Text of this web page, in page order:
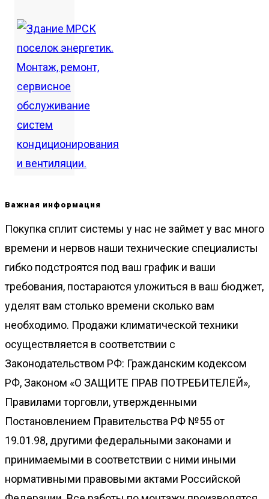
Важная информация
Покупка сплит системы у нас не займет у вас много
времени и нервов наши технические специалисты
гибко подстроятся под ваш график и ваши
требования, постараются уложиться в ваш бюджет,
уделят вам столько времени сколько вам
необходимо. Продажи климатической техники
осуществляется в соответствии с
Законодательством РФ: Гражданским кодексом
РФ, Законом «О ЗАЩИТЕ ПРАВ ПОТРЕБИТЕЛЕЙ»,
Правилами торговли, утвержденными
Постановлением Правительства РФ №55 от
19.01.98, другими федеральными законами и
принимаемыми в соответствии с ними иными
нормативными правовыми актами Российской